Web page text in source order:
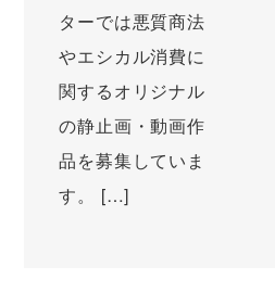
ターでは悪質商法
やエシカル消費に
関するオリジナル
の静止画・動画作
品を募集していま
す。 […]